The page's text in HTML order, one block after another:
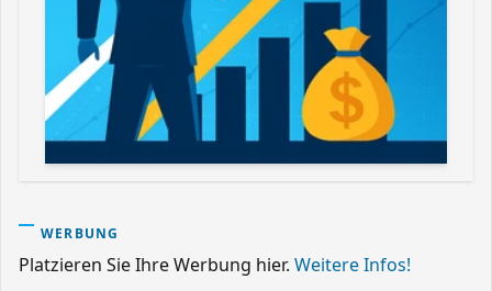
WERBUNG
Platzieren Sie Ihre Werbung hier. Weitere Infos!